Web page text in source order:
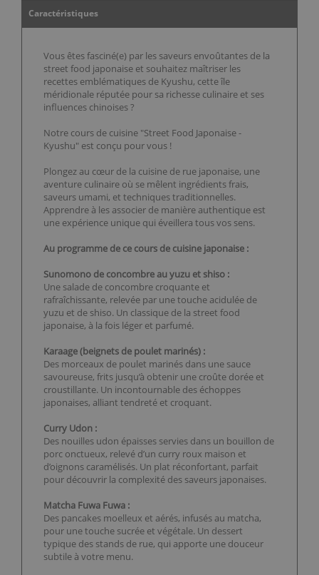
Caractéristiques
Vous êtes fasciné(e) par les saveurs envoûtantes de la
street food japonaise et souhaitez maîtriser les
recettes emblématiques de Kyushu, cette île
méridionale réputée pour sa richesse culinaire et ses
influences chinoises ?
Notre cours de cuisine "Street Food Japonaise -
Kyushu" est conçu pour vous !
Plongez au cœur de la cuisine de rue japonaise, une
aventure culinaire où se mêlent ingrédients frais,
saveurs umami, et techniques traditionnelles.
Apprendre à les associer de manière authentique est
une expérience unique qui éveillera tous vos sens.
Au programme de ce cours de cuisine japonaise :
Sunomono de concombre au yuzu et shiso :
Une salade de concombre croquante et
rafraîchissante, relevée par une touche acidulée de
yuzu et de shiso. Un classique de la street food
japonaise, à la fois léger et parfumé.
Karaage (beignets de poulet marinés) :
Des morceaux de poulet marinés dans une sauce
savoureuse, frits jusqu’à obtenir une croûte dorée et
croustillante. Un incontournable des échoppes
japonaises, alliant tendreté et croquant.
Curry Udon :
Des nouilles udon épaisses servies dans un bouillon de
porc onctueux, relevé d’un curry roux maison et
d’oignons caramélisés. Un plat réconfortant, parfait
pour découvrir la complexité des saveurs japonaises.
Matcha Fuwa Fuwa :
Des pancakes moelleux et aérés, infusés au matcha,
pour une touche sucrée et végétale. Un dessert
typique des stands de rue, qui apporte une douceur
subtile à votre menu.